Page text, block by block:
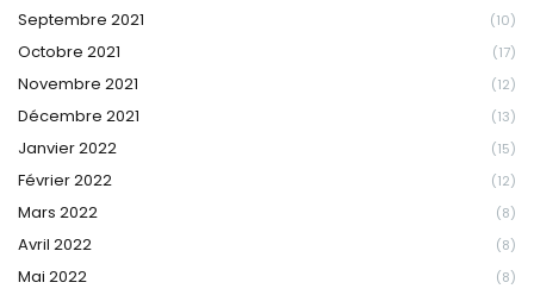
Septembre 2021 (10)
Octobre 2021 (17)
Novembre 2021 (12)
Décembre 2021 (13)
Janvier 2022 (15)
Février 2022 (12)
Mars 2022 (8)
Avril 2022 (8)
Mai 2022 (8)